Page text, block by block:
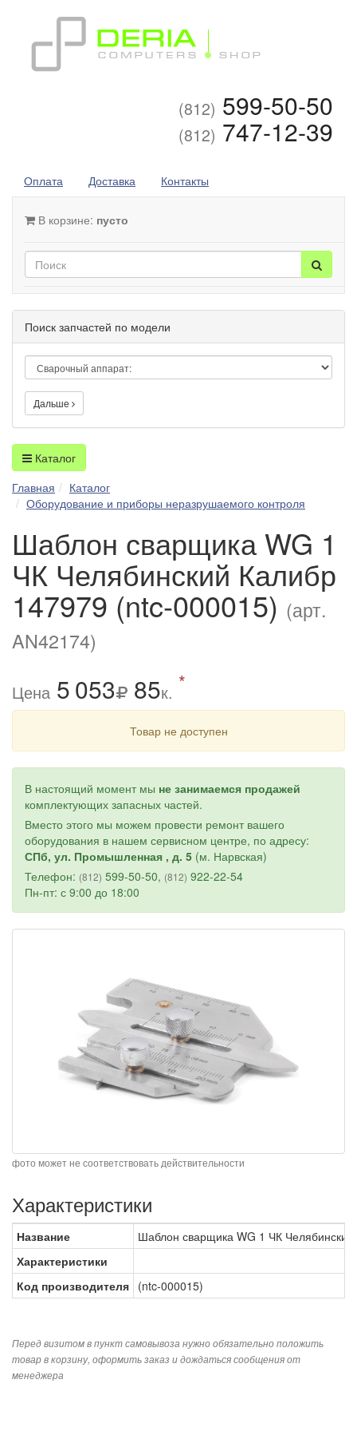
(812) 599-50-50
(812) 747-12-39
Оплата Доставка Контакты
В корзине: пусто
Поиск запчастей по модели
Дальше
Каталог
Главная
Каталог
Оборудование и приборы неразрушаемого контроля
Шаблон сварщика WG 1
ЧК Челябинский Калибр
147979 (ntc-000015) (арт.
AN42174)
Цена 5053 85к. *
Товар не доступен
В настоящий момент мы не занимаемся продажей
комплектующих запасных частей.
Вместо этого мы можем провести ремонт вашего
оборудования в нашем сервисном центре, по адресу:
СПб, ул. Промышленная , д. 5 (м. Нарвская)
Телефон: (812) 599-50-50, (812) 922-22-54
Пн-пт: с 9:00 до 18:00
фото может не соответствовать действительности
Характеристики
Название
Шаблон сварщика WG 1 ЧК
Характеристики
Код производителя (ntc-000015)
Перед визитом в пункт самовывоза нужно обязательно положить
товар в корзину, оформить заказ и дождаться сообщения от
менеджера